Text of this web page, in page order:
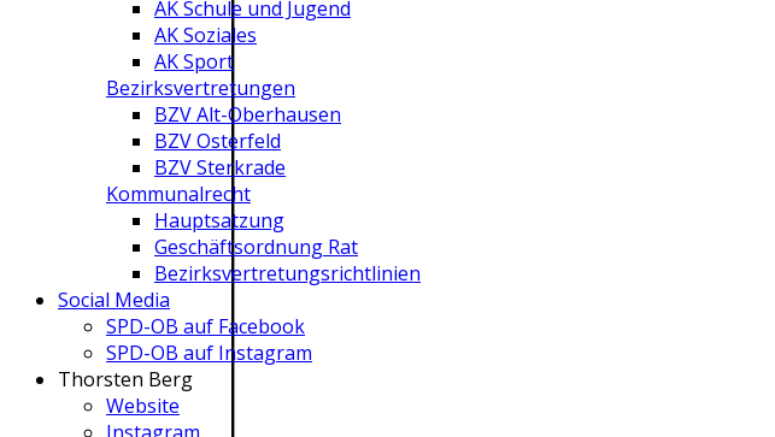
AK Schule und Jugend
AK Soziales
AK Sport
Bezirksvertretungen
BZV Alt-Oberhausen
BZV Osterfeld
BZV Sterkrade
Kommunalrecht
Hauptsatzung
Geschäftsordnung Rat
Bezirksvertretungs­richtlinien
Social Media
SPD-OB auf Facebook
SPD-OB auf Instagram
Thorsten Berg
Website